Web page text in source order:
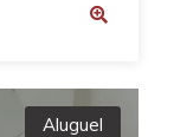
Aluguel